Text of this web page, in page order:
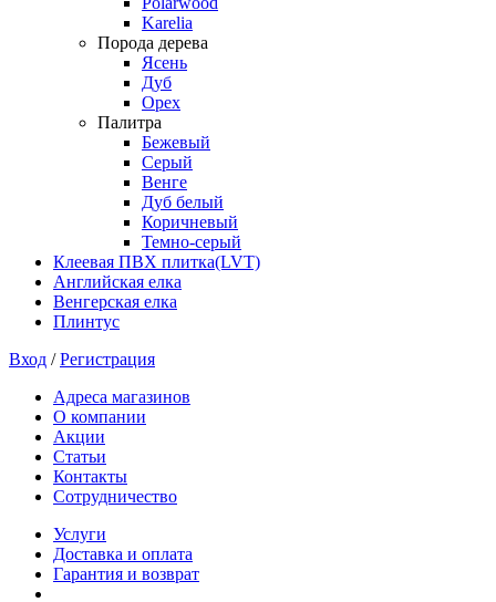
Karelia
Порода дерева
Ясень
Дуб
Орех
Палитра
Бежевый
Серый
Венге
Дуб белый
Коричневый
Темно-серый
Клеевая ПВХ плитка(LVT)
Английская елка
Венгерская елка
Плинтус
Вход /Регистрация
Адреса магазинов
О компании
Акции
Статьи
Контакты
Сотрудничество
Услуги
Доставка и оплата
Гарантия и возврат